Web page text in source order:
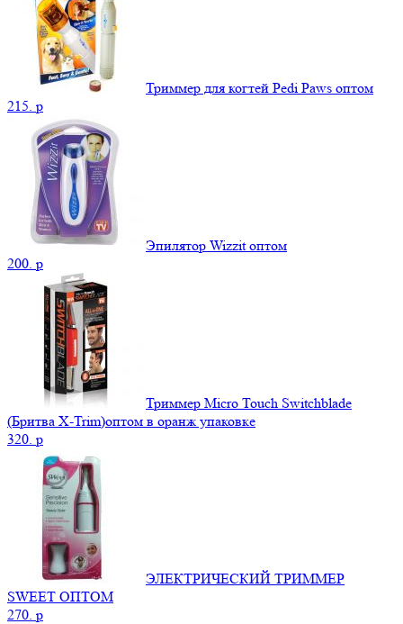
Триммер для когтей Pedi Paws оптом
215. p
Эпилятор Wizzit оптом
200. p
Триммер Micro Touch Switchblade
(Бритва X-Trim)оптом в оранж упаковке
320. p
ЭЛЕКТРИЧЕСКИЙ ТРИММЕР
SWEET ОПТОМ
270. p